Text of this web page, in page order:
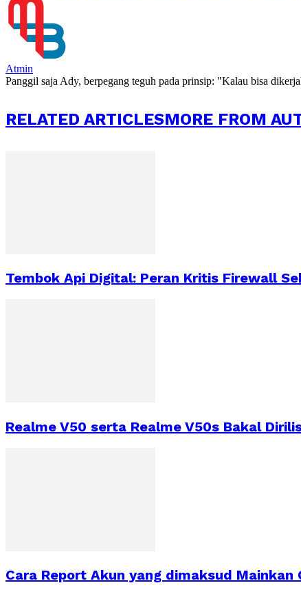
Atmin
Panggil saja Ady, berpegang teguh pada prinsip: "Kalau bisa
RELATED ARTICLESMORE FROM
Tembok Api Digital: Peran Kritis Firewall
Realme V50 serta Realme V50s Bakal
Cara Report Akun yang dimaksud